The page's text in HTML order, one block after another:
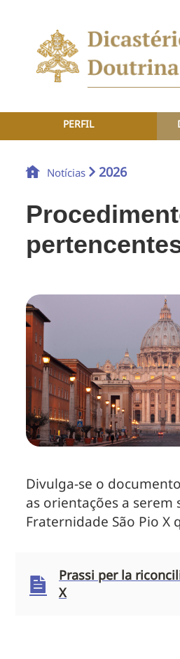
PERFIL
Notícias 2026
Divulga-se o
as orientações a serem
Fraternidade São Pio
Prassi per la
X